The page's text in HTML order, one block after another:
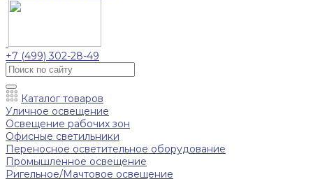
+7 (499) 302-28-49
Каталог товаров
Уличное освещение
Освещение рабочих зон
Офисные светильники
Переносное осветительное оборудование
Промышленное освещение
Ригельное/Мачтовое освещение